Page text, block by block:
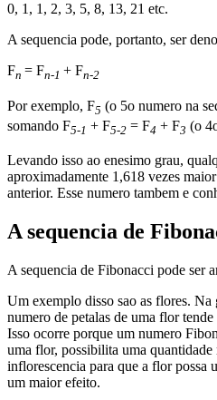
0, 1, 1, 2, 3, 5, 8, 13, 21 etc.
A sequencia pode, portanto, ser
Fn = Fn-1 + Fn-2
Por exemplo, F5 (o 5o numero na
somando F5-1 + F5-2 = F4 + F3 (o
Levando isso ao enesimo grau,
aproximadamente 1,618 vezes
anterior. Esse numero tambem e
A sequencia de
A sequencia de Fibonacci pode ser
Um exemplo disso sao as flores. Na
numero de petalas de uma flor
Isso ocorre porque um numero
uma flor, possibilita uma quantidade
inflorescencia para que a flor possa
um maior efeito.